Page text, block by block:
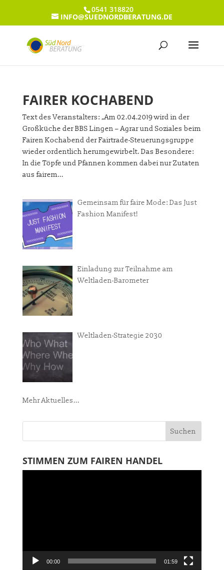
0541 318820
INFO@SUEDNORDBERATUNG.DE
FAIRER KOCHABEND
Text des Veranstalters: „Am 02.04.2019 wird in der
Großküche der BBS Lingen – Agrar und Soziales beim
Fairen Kochabend der Fairtrade-Steuerungsgruppe
wieder ordentlich herumgewirbelt. Das Besondere:
In die Töpfe und Pfannen kommen dabei nur Zutaten
aus fairem...
Gemeinsam für faire Mode: Das Just
Fashion Manifest!
Einladung zur Teilnahme am
Weltladen-Barometer
Weltladen-Strategie 2030
Mehr Aktuelles...
STIMMEN ZUM FAIREN HANDEL
00:00 01:59